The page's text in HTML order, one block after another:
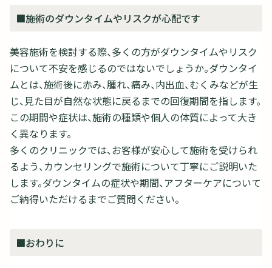
■施術のダウンタイムやリスクが心配です
美容施術を検討する際、多くの方がダウンタイムやリスク
について不安を感じるのではないでしょうか。ダウンタイ
ムとは、施術後に赤み、腫れ、痛み、内出血、むくみなどが生
じ、見た目が自然な状態に戻るまでの回復期間を指します。
この期間や症状は、施術の種類や個人の体質によって大き
く異なります。
多くのクリニックでは、お客様が安心して施術を受けられ
るよう、カウンセリングで施術について丁寧にご説明いた
します。ダウンタイムの症状や期間、アフターケアについて
ご納得いただけるまでご質問ください。
■おわりに